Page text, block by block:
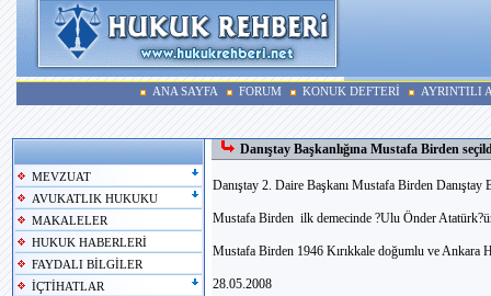
ANA SAYFA FORUM KONUK DEFTERİ AYRINTILI
MEVZUAT
AVUKATLIK HUKUKU
MAKALELER
HUKUK HABERLERİ
FAYDALI BİLGİLER
İÇTİHATLAR
Danıştay Başkanlığına Mustafa Birden
Danıştay 2. Daire Başkanı Mustafa Birden Danıştay
Mustafa Birden ilk demecinde ?Ulu Önder
Mustafa Birden 1946 Kırıkkale doğumlu ve Ankara
28.05.2008